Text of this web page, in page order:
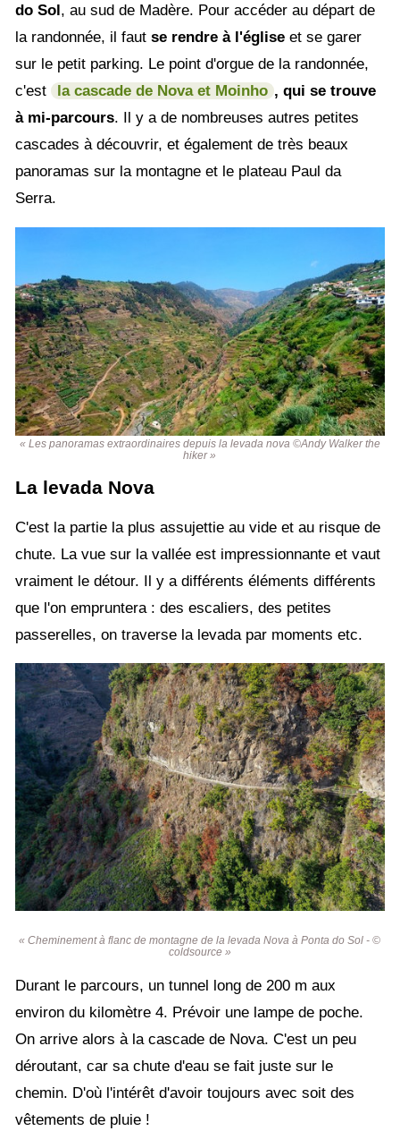
do Sol, au sud de Madère. Pour accéder au départ de
la randonnée, il faut se rendre à l'égliseet se garer
sur le petit parking. Le point d'orgue de la randonnée,
c'est
la cascade de Nova et Moinho , qui se trouve
à mi-parcours. Il y a de nombreuses autres petites
cascades à découvrir, et également de très beaux
panoramas sur la montagne et le plateau Paul da
Serra.
« Les panoramas extraordinaires depuis la levada nova ©Andy Walker the
hiker »
La levada Nova
C'est la partie la plus assujettie au vide et au risque de
chute. La vue sur la vallée est impressionnante et vaut
vraiment le détour. Il y a différents éléments différents
que l'on empruntera : des escaliers, des petites
passerelles, on traverse la levada par moments etc.
« Cheminement à flanc de montagne de la levada Nova à Ponta do Sol - ©
coldsource »
Durant le parcours, un tunnel long de 200 m aux
environ du kilomètre 4. Prévoir une lampe de poche.
On arrive alors à la cascade de Nova. C'est un peu
déroutant, car sa chute d'eau se fait juste sur le
chemin. D'où l'intérêt d'avoir toujours avec soit des
vêtements de pluie !